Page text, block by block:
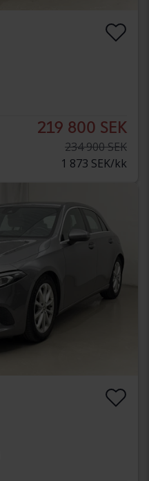
219 800 SEK
234 900 SEK
1 873 SEK/kk